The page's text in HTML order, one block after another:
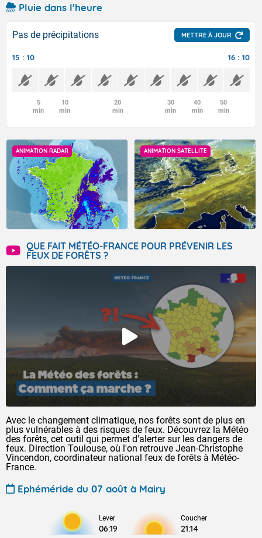
Pluie dans l'heure
Pas de précipitations METTRE À JOUR
15 : 10 16 : 10
5
min
10
min
20
min
30
min
40
min
50
min
ANIMATION RADAR ANIMATION SATELLITE
QUE FAIT MÉTÉO-FRANCE POUR PRÉVENIR LES
FEUX DE FORÊTS ?
Avec le changement climatique, nos forêts sont de plus en
plus vulnérables à des risques de feux. Découvrez la Météo
des forêts, cet outil qui permet d'alerter sur les dangers de
feux. Direction Toulouse, où l'on retrouve Jean-Christophe
Vincendon, coordinateur national feux de forêts à Météo-
France.
Ephéméride du 07 août à Mairy
Lever
06:19
Coucher
21:14